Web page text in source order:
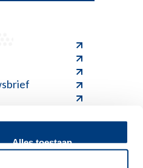
Alles toestaan